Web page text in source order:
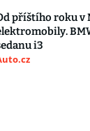
příštího roku v
i3